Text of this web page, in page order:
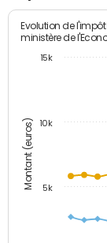
Montant (euros)
Evolution de
ministère de
5k
10k
15k